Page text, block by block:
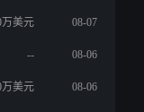
万美元 08-07
-- 08-06
万美元 08-06